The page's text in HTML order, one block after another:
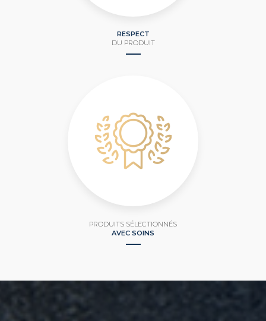
RESPECT
DU PRODUIT
PRODUITS SÉLECTIONNÉS
AVEC SOINS